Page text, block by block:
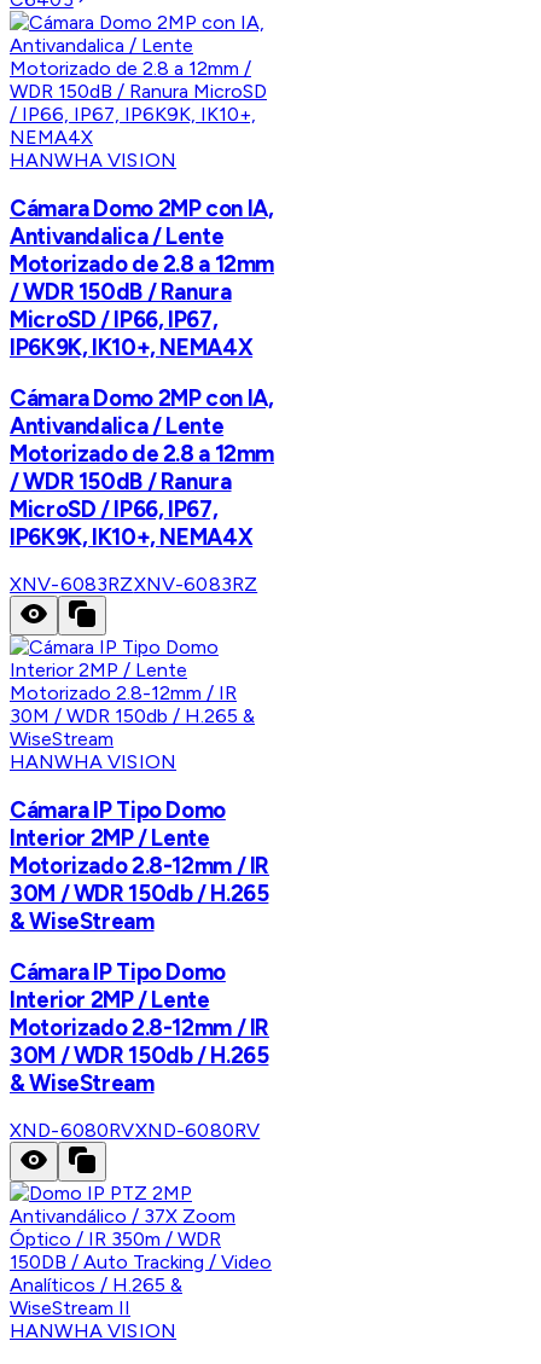
HANWHA VISION
Cámara Domo 2MP con IA,
Antivandalica / Lente
Motorizado de 2.8 a 12mm
/ WDR 150dB / Ranura
MicroSD / IP66, IP67,
IP6K9K, IK10+, NEMA4X
Cámara Domo 2MP con IA,
Antivandalica / Lente
Motorizado de 2.8 a 12mm
/ WDR 150dB / Ranura
MicroSD / IP66, IP67,
IP6K9K, IK10+, NEMA4X
XNV-6083RZXNV-6083RZ
HANWHA VISION
Cámara IP Tipo Domo
Interior 2MP / Lente
Motorizado 2.8-12mm / IR
30M / WDR 150db / H.265
& WiseStream
Cámara IP Tipo Domo
Interior 2MP / Lente
Motorizado 2.8-12mm / IR
30M / WDR 150db / H.265
& WiseStream
XND-6080RVXND-6080RV
HANWHA VISION